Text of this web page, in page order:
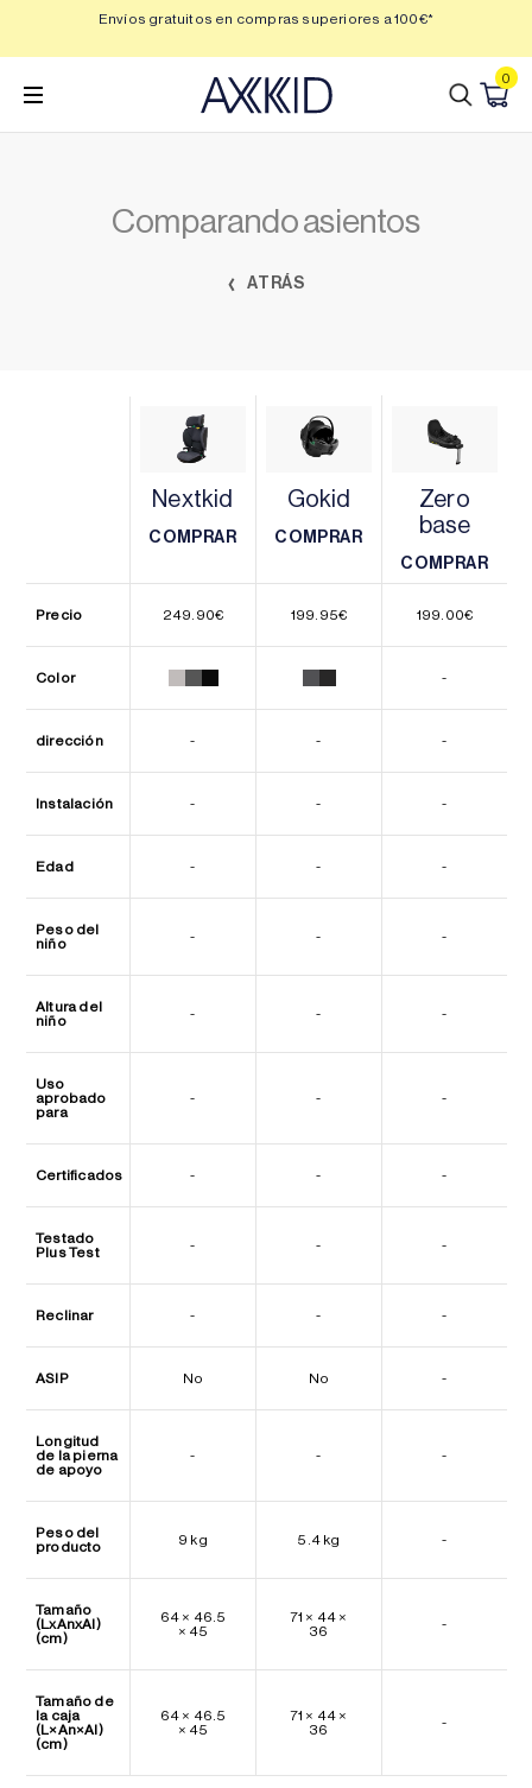
contenido
Envíos gratuitos en compras superiores a 100€*
0
Comparando asientos
ATRÁS
Nextkid
COMPRAR
Gokid
COMPRAR
Zero
base
COMPRAR
COMPRAR
Precio 249.90€ 199.95€ 199.00€
Color -
dirección - - -
Instalación - - -
Edad - - -
Peso del
niño
- - -
Altura del
niño
- - -
Uso
aprobado
para
- - -
Certificados - - -
Testado
Plus Test
- - -
Reclinar - - -
ASIP No No -
Longitud
de la pierna
de apoyo
- - -
Peso del
producto
9 kg 5.4 kg -
Tamaño
(LxAnxAl)
(cm)
64 × 46.5
× 45
71 × 44 ×
36
-
Tamaño de
la caja
(L×An×Al)
(cm)
64 × 46.5
× 45
71 × 44 ×
36
-